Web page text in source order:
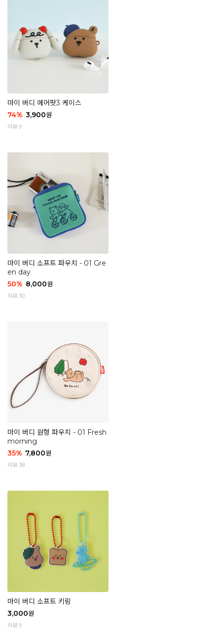
마이 버디 에어팟3 케이스
74% 3,900원
리뷰 9
마이 버디 소프트 파우치 - 01 Gre
en day
50% 8,000원
리뷰 30
마이 버디 원형 파우치 - 01 Fresh
morning
35% 7,800원
리뷰 38
마이 버디 소프트 키링
3,000원
리뷰 9